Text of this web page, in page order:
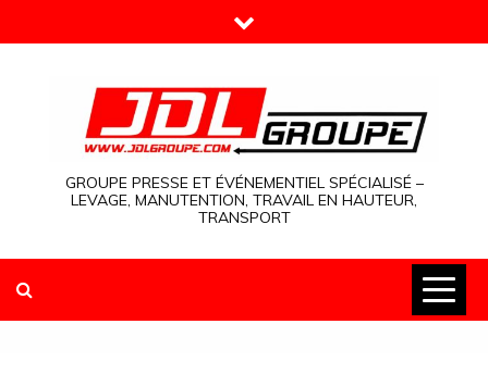
to
GROUPE PRESSE ET ÉVÉNEMENTIEL SPÉCIALISÉ –
LEVAGE, MANUTENTION, TRAVAIL EN HAUTEUR,
TRANSPORT